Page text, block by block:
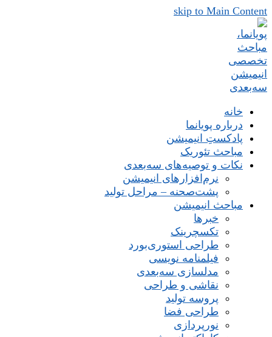
skip to Main Content
خانه
درباره پویانما
پادکستِ انیمیشن
مباحث تئوریک
نکات و توصیه‌های‌ سه‌بعدی
نرم‌افزارهای انیمیشن
پشت‌صحنه – مراحل تولید
مباحث انیمیشن
خبرها
تکسچرینک
طراحی استوری‌بورد
فیلمنامه نویسی
مدلسازی سه‌بعدی
نقاشی و طراحی
پروسه تولید
طراحی فضا
نورپردازی